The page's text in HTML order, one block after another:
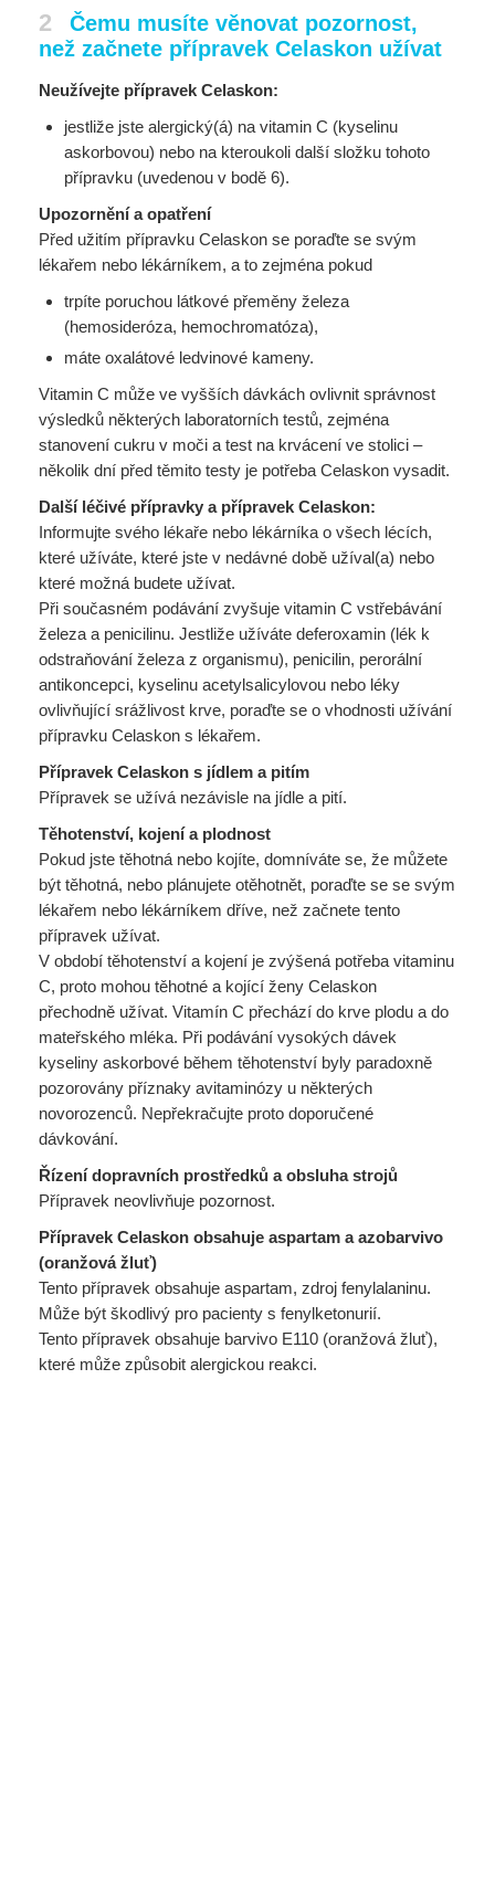
2
Čemu musíte věnovat pozornost,
než začnete přípravek Celaskon užívat
Neužívejte přípravek Celaskon:
jestliže jste alergický(á) na vitamin C (kyselinu
askorbovou) nebo na kteroukoli další složku tohoto
přípravku (uvedenou v bodě 6).
Upozornění a opatření
Před užitím přípravku Celaskon se poraďte se svým
lékařem nebo lékárníkem, a to zejména pokud
trpíte poruchou látkové přeměny železa
(hemosideróza, hemochromatóza),
máte oxalátové ledvinové kameny.
Vitamin C může ve vyšších dávkách ovlivnit správnost
výsledků některých laboratorních testů, zejména
stanovení cukru v moči a test na krvácení ve stolici –
několik dní před těmito testy je potřeba Celaskon vysadit.
Další léčivé přípravky a přípravek Celaskon:
Informujte svého lékaře nebo lékárníka o všech lécích,
které užíváte, které jste v nedávné době užíval(a) nebo
které možná budete užívat.
Při současném podávání zvyšuje vitamin C vstřebávání
železa a penicilinu. Jestliže užíváte deferoxamin (lék k
odstraňování železa z organismu), penicilin, perorální
antikoncepci, kyselinu acetylsalicylovou nebo léky
ovlivňující srážlivost krve, poraďte se o vhodnosti užívání
přípravku Celaskon s lékařem.
Přípravek Celaskon s jídlem a pitím
Přípravek se užívá nezávisle na jídle a pití.
Těhotenství, kojení a plodnost
Pokud jste těhotná nebo kojíte, domníváte se, že můžete
být těhotná, nebo plánujete otěhotnět, poraďte se se svým
lékařem nebo lékárníkem dříve, než začnete tento
přípravek užívat.
V období těhotenství a kojení je zvýšená potřeba vitaminu
C, proto mohou těhotné a kojící ženy Celaskon
přechodně užívat. Vitamín C přechází do krve plodu a do
mateřského mléka. Při podávání vysokých dávek
kyseliny askorbové během těhotenství byly paradoxně
pozorovány příznaky avitaminózy u některých
novorozenců. Nepřekračujte proto doporučené
dávkování.
Řízení dopravních prostředků a obsluha strojů
Přípravek neovlivňuje pozornost.
Přípravek Celaskon obsahuje aspartam a azobarvivo
(oranžová žluť)
Tento přípravek obsahuje aspartam, zdroj fenylalaninu.
Může být škodlivý pro pacienty s fenylketonurií.
Tento přípravek obsahuje barvivo E110 (oranžová žluť),
které může způsobit alergickou reakci.